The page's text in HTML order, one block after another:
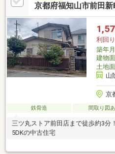
京都府福知山市前田新
利回り
築年月
建物
土地
山
京
鉄骨造 間取り図
三ツ丸ストア前田店まで徒歩約3分
5DKの中古住宅